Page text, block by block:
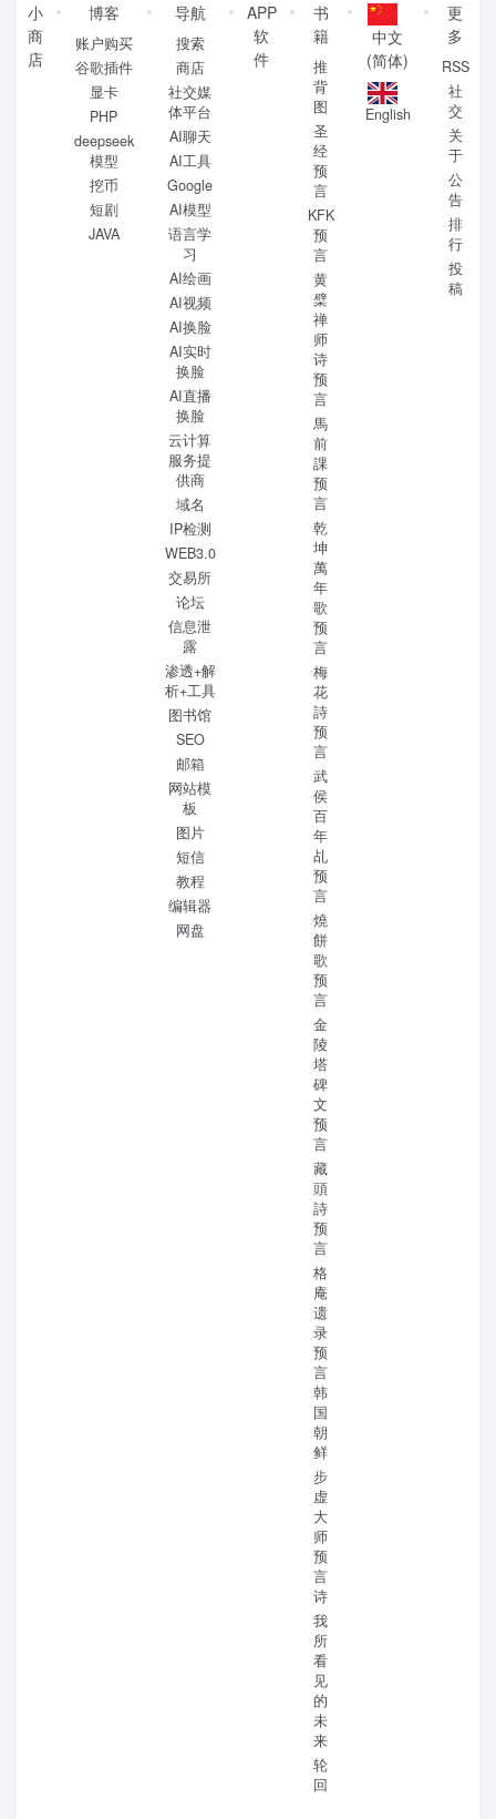
小
商
店
博客
账户购买
谷歌插件
显卡
PHP
deepseek
模型
挖币
短剧
JAVA
导航
搜索
商店
社交媒
体平台
AI聊天
AI工具
Google
AI模型
语言学
习
AI绘画
AI视频
AI换脸
AI实时
换脸
AI直播
换脸
云计算
服务提
供商
域名
IP检测
WEB3.0
交易所
论坛
信息泄
露
渗透+解
析+工具
图书馆
SEO
邮箱
网站模
板
图片
短信
教程
编辑器
网盘
APP
软
件
书
籍
推
背
图
圣
经
预
言
KFK
预
言
黄
檗
禅
师
诗
预
言
馬
前
課
预
言
乾
坤
萬
年
歌
预
言
梅
花
詩
预
言
武
侯
百
年
乩
预
言
燒
餅
歌
预
言
金
陵
塔
碑
文
预
言
藏
頭
詩
预
言
格
庵
遗
录
预
言
韩
国
朝
鲜
步
虚
大
师
预
言
诗
我
所
看
见
的
未
来
轮
回
中文
(简体)
English
更
多
RSS
社
交
关
于
公
告
排
行
投
稿